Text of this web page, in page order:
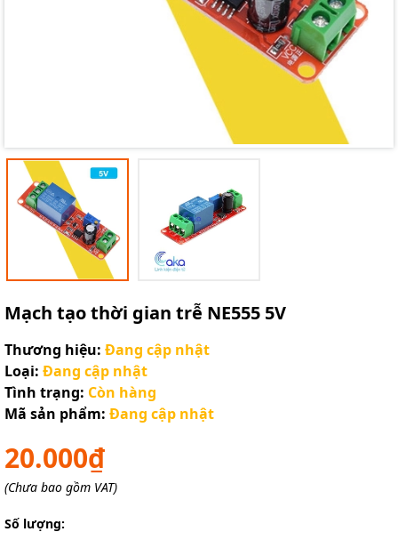
Mạch tạo thời gian trễ NE555 5V
Thương hiệu: Đang cập nhật
Loại: Đang cập nhật
Tình trạng: Còn hàng
Mã sản phẩm: Đang cập nhật
20.000₫
(Chưa bao gồm VAT)
Số lượng:
Điều kiện: